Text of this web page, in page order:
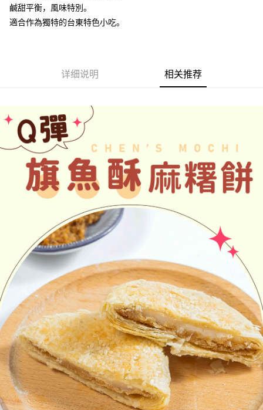
出。使用AFTEE下訂可以延長您收到商品前的繳費天數，但無法保證一定能
夠在期限內收到商品(例如:預購商品或預計到貨時間較長者)。因此無論收到
三、聲明條款
「AFTEE先享後付」(下稱本服務)乃由恩沛科技股份有限公司(下稱 AFTEE )
所提供，並由 AFTEE 向您收取款項。因使用本服務所須提供之個人資料(包
含但不限於訂購人姓名、電話，收件人姓名、電話、收件地址)，將交付予
AFTEE 於本服務必要服務範圍內運用。關於 AFTEE 對於個人資料之蒐集、
處理、利用，詳參 AFTEE 官網之『個人資料蒐集、處理及利用告知聲明』
https://aftee.tw/privacypolicy/ ）。
若款項超過繳費期限，將根據當次的金額加收年利率 16% 的逾期滯納金。
未成年的使用者，請事先徵得法定代理人或監護人之同意方可使用
若您對於個人資料之處理、利用有任何疑問，或欲行使相關法律權利，請聯
繫恩沛科技股份有限公司。若您不同意我們將上開所示之個人資料，連同必
要之購買訂單資訊提供予 AFTEE ，或讓 AFTEE 蒐集處理利用您的個人資
料，請勿選用本服務。
冷藏貨到付款
鹹甜平衡，風味特別。
適合作為獨特的台東特色小吃。
详细说明 相关推荐